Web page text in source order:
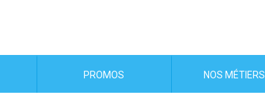
PROMOS NOS MÉTIERS